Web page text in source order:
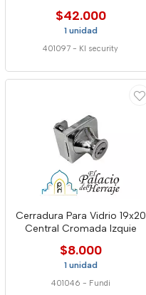
$42.000
1 unidad
401097 - Kl security
Cerradura Para Vidrio 19x20
Central Cromada Izquie
$8.000
1 unidad
401046 - Fundi